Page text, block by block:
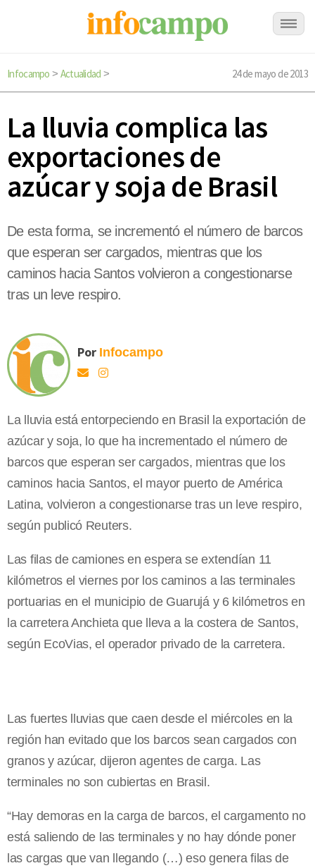
Infocampo > Actualidad > 24 de mayo de 2013
La lluvia complica las
exportaciones de
azúcar y soja de Brasil
De esta forma, se incrementó el número de barcos
que esperan ser cargados, mientras que los
caminos hacia Santos volvieron a congestionarse
tras un leve respiro.
Por Infocampo
La lluvia está entorpeciendo en Brasil la exportación de
azúcar y soja, lo que ha incrementado el número de
barcos que esperan ser cargados, mientras que los
caminos hacia Santos, el mayor puerto de América
Latina, volvieron a congestionarse tras un leve respiro,
según publicó Reuters.
Las filas de camiones en espera se extendían 11
kilómetros el viernes por los caminos a las terminales
portuarias en el municipio de Guarujá y 6 kilómetros en
la carretera Anchieta que lleva a la costera de Santos,
según EcoVias, el operador privado de la carretera.
Las fuertes lluvias que caen desde el miércoles en la
región han evitado que los barcos sean cargados con
granos y azúcar, dijeron agentes de carga. Las
terminales no son cubiertas en Brasil.
“Hay demoras en la carga de barcos, el cargamento no
está saliendo de las terminales y no hay dónde poner
las cargas que van llegando (…) eso genera filas de